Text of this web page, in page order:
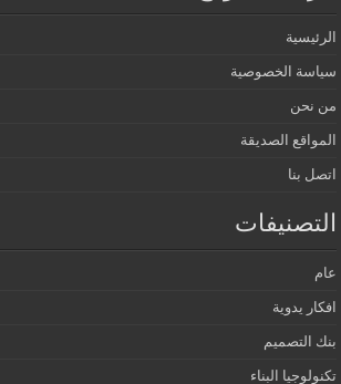
الرئيسية
سياسة الخصوصية
من نحن
المواقع الصديقة
اتصل بنا
التصنيفات
عام
افكار يدوية
بنك التصميم
تكنولوجيا البناء